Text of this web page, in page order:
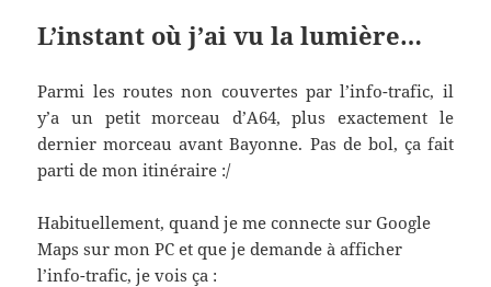
L’instant où j’ai vu la lumière…
Parmi les routes non couvertes par l’info-trafic, il
y’a un petit morceau d’A64, plus exactement le
dernier morceau avant Bayonne. Pas de bol, ça fait
parti de mon itinéraire :/
Habituellement, quand je me connecte sur Google
Maps sur mon PC et que je demande à afficher
l’info-trafic, je vois ça :